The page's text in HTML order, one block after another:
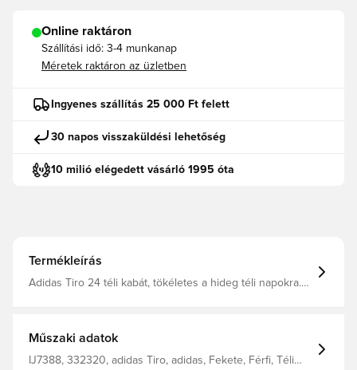
Online raktáron
Szállítási idő: 3-4 munkanap
Méretek raktáron az üzletben
Ingyenes szállítás 25 000 Ft felett
30 napos visszaküldési lehetőség
10 milió elégedett vásárló 1995 óta
Termékleírás
Adidas Tiro 24 téli kabát, tökéletes a hideg téli napokra.
Standard szabás. Legalább 70%-ban újrahasznosított
Műszaki adatok
IJ7388, 332320, adidas Tiro, adidas, Fekete, Férfi, Téli